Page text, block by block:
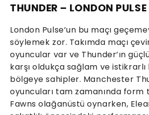
THUNDER – LONDON PULSE
London Pulse’un bu maçı
söylemek zor. Takımda maçı
oyuncular var ve Thunder’ın
karşı oldukça sağlam ve
bölgeye sahipler. Manchester
oyuncuları tam zamanında form
Fawns olağanüstü oynarken,